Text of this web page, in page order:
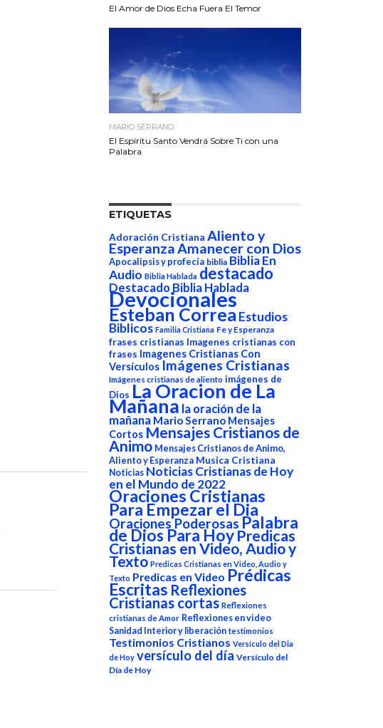
El Amor de Dios Echa Fuera El Temor
MARIO SERRANO
El Espíritu Santo Vendrá Sobre Ti con una
Palabra
ETIQUETAS
Adoración Cristiana Aliento y
EsperanzaAmanecer con Dios
Apocalipsis y profecía biblia Biblia En
Audio Biblia Hablada destacado
Destacado Biblia Hablada
Devocionales
Esteban Correa Estudios
Biblicos Familia Cristiana Fe y Esperanza
frases cristianas Imagenes cristianas con
frases Imagenes Cristianas Con
Versículos Imágenes Cristianas
Imágenes cristianas de aliento imágenes de
Dios La Oracion de La
Mañana la oración de la
mañana Mario Serrano Mensajes
Cortos Mensajes Cristianos de
Animo Mensajes Cristianos de Animo,
Aliento y Esperanza Musica Cristiana
Noticias Noticias Cristianas de Hoy
en el Mundo de 2022
Oraciones Cristianas
Para Empezar el Dia
Oraciones Poderosas Palabra
de Dios Para HoyPredicas
Cristianas en Video, Audio y
Texto Predicas Cristianas en Video, Audio y
Texto Predicas en Video Prédicas
Escritas Reflexiones
Cristianas cortas Reflexiones
cristianas de Amor Reflexiones en video
Sanidad Interior y liberación testimonios
Testimonios Cristianos Versículo del Dia
de Hoy versículo del día Versículo del
Día de Hoy